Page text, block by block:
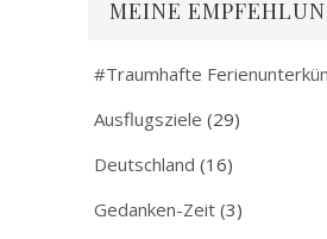
MEINE
#Traumhafte
Ausflugsziele (29)
Deutschland (16)
Gedanken-Zeit (3)